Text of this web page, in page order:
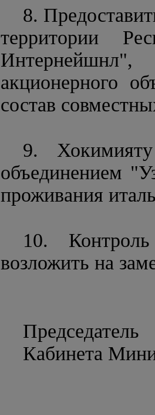
8.
территории
акционерного
состав
9.
объединением
проживания
10.
возложить на
Председатель